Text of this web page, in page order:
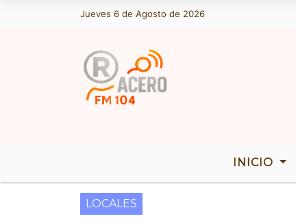
Jueves 6 de Agosto de 2026
Hoy es Jueves 6 de Agosto de 2026 y
INICIO
LOCALES